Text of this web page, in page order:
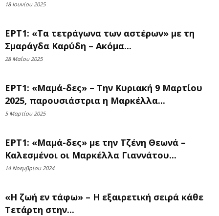
18 Ιουνίου 2025
ΕΡΤ1: «Τα τετράγωνα των αστέρων» με τη
Σμαράγδα Καρύδη – Ακόμα...
28 Μαΐου 2025
ΕΡΤ1: «Μαμά-δες» – Την Κυριακή 9 Μαρτίου
2025, παρουσιάστρια η Μαρκέλλα...
5 Μαρτίου 2025
ΕΡΤ1: «Μαμά-δες» με την Τζένη Θεωνά –
Καλεσμένοι οι Μαρκέλλα Γιαννάτου...
14 Νοεμβρίου 2024
«Η ζωή εν τάφω» – Η εξαιρετική σειρά κάθε
Τετάρτη στην...